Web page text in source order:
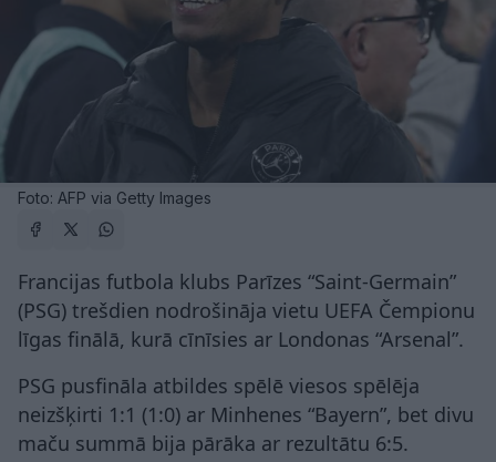
Foto: AFP via Getty Images
Francijas futbola klubs Parīzes “Saint-Germain”
(PSG) trešdien nodrošināja vietu UEFA Čempionu
līgas finālā, kurā cīnīsies ar Londonas “Arsenal”.
PSG pusfināla atbildes spēlē viesos spēlēja
neizšķirti 1:1 (1:0) ar Minhenes “Bayern”, bet divu
maču summā bija pārāka ar rezultātu 6:5.